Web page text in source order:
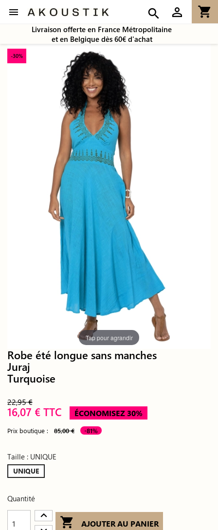
 shopping_cart
person_outline
search
Livraison offerte en France Métropolitaine
et en Belgique dès 60€ d'achat
-30%
Tap pour agrandir
Robe été longue sans manches
Juraj
Turquoise
22,95 €
16,07 € TTC ÉCONOMISEZ 30%
Prix boutique : 85,00 € -81%
Taille : UNIQUE
UNIQUE
Quantité
 AJOUTER AU PANIER